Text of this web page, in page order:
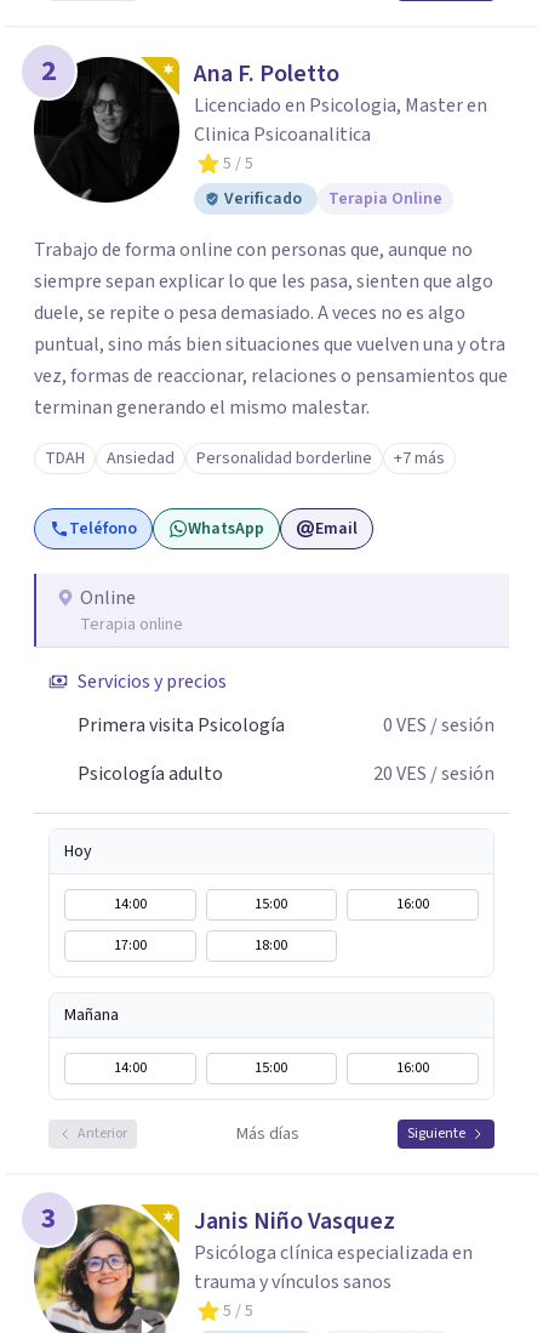
2 Ana F. Poletto
Licenciado en Psicologia, Master en
Clinica Psicoanalitica
5 / 5
Verificado
Terapia Online
Trabajo de forma online con personas que, aunque no
siempre sepan explicar lo que les pasa, sienten que algo
duele, se repite o pesa demasiado. A veces no es algo
puntual, sino más bien situaciones que vuelven una y otra
vez, formas de reaccionar, relaciones o pensamientos que
terminan generando el mismo malestar.
TDAH Ansiedad Personalidad borderline +7 más
Teléfono WhatsApp Email
Online
Terapia online
Servicios y precios
Primera visita Psicología
0VES / sesión
Psicología adulto
20VES / sesión
Hoy
14:00 15:00
16:00
17:00
18:00
Mañana
14:00 15:00 16:00
Anterior Más días Siguiente
3 Janis Niño Vasquez
Psicóloga clínica especializada en
trauma y vínculos sanos
5 / 5